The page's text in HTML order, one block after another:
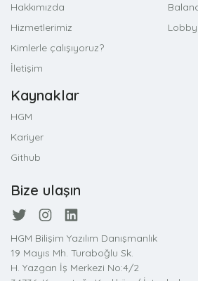
Hakkımızda
Hizmetlerimiz
Kimlerle çalışıyoruz?
İletişim
Kaynaklar
HGM
Kariyer
Github
Bize ulaşın
HGM Bilişim Yazılım Danışmanlık
19 Mayıs Mh. Turaboğlu Sk.
H. Yazgan İş Merkezi No:4/2